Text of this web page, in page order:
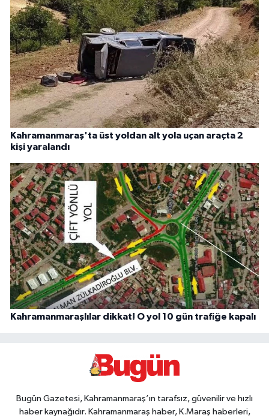
Kahramanmaraş'ta üst yoldan alt yola uçan araçta 2
kişi yaralandı
Kahramanmaraşlılar dikkat! O yol 10 gün trafiğe kapalı
Bugün Gazetesi, Kahramanmaraş’ın tarafsız, güvenilir ve hızlı
haber kaynağıdır. Kahramanmaraş haber, K.Maraş haberleri,